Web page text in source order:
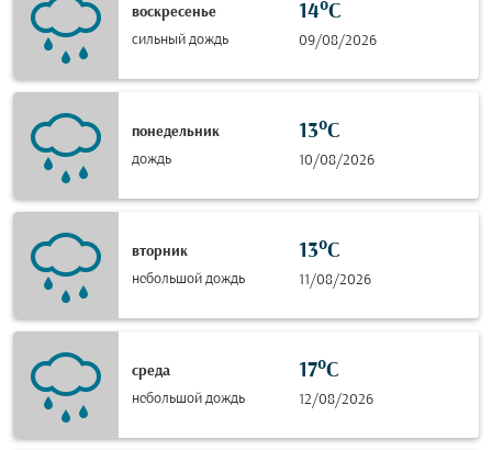
воскресенье
сильный дождь
14°C
09/08/2026
понедельник
дождь
13°C
10/08/2026
вторник
небольшой дождь
13°C
11/08/2026
среда
небольшой дождь
17°C
12/08/2026